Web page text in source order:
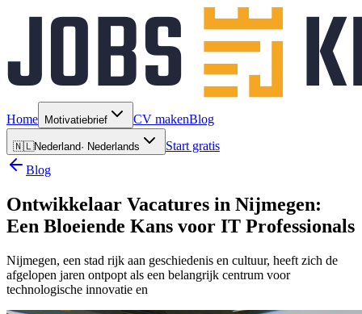
Home Motivatiebrief CV makenBlog
🇳🇱Nederland· Nederlands
Start gratis
Blog
Ontwikkelaar Vacatures in Nijmegen:
Een Bloeiende Kans voor IT Professionals
Nijmegen, een stad rijk aan geschiedenis en cultuur, heeft zich de
afgelopen jaren ontpopt als een belangrijk centrum voor
technologische innovatie en